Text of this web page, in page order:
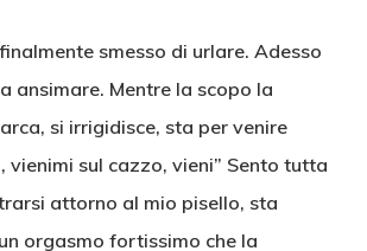
smesso di urlare. Adesso
ansimare. Mentre la scopo la
si irrigidisce, sta per venire
vienimi sul cazzo, vieni” Sento tutta
attorno al mio pisello, sta
orgasmo fortissimo che la